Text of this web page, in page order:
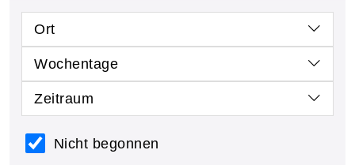
Ort
Wochentage
Zeitraum
Nicht begonnen